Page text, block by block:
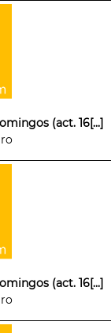
(act. 16[...]
(act. 16[...]